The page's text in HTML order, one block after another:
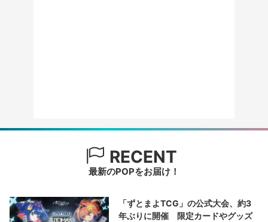
RECENT
最新のPOPをお届け！
「ずとまよTCG」の公式大会、約3
年ぶりに開催 限定カードやグッズ